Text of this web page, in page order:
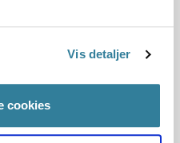
Vis detaljer
cookies